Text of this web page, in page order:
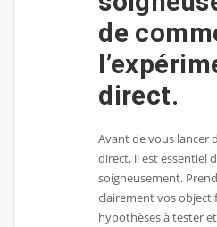
de
direct.
Avant de vous lancer
direct, il est essentiel
soigneusement.
clairement vos
hypothèses à tester